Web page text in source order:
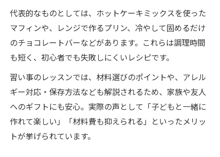
代表的なものとしては、ホットケーキミックスを使った
マフィンや、レンジで作るプリン、冷やして固めるだけ
のチョコレートバーなどがあります。これらは調理時間
も短く、初心者でも失敗しにくいレシピです。
習い事のレッスンでは、材料選びのポイントや、アレル
ギー対応・保存方法なども解説されるため、家族や友人
へのギフトにも安心。実際の声として「子どもと一緒に
作れて楽しい」「材料費も抑えられる」といったメリッ
トが挙げられています。